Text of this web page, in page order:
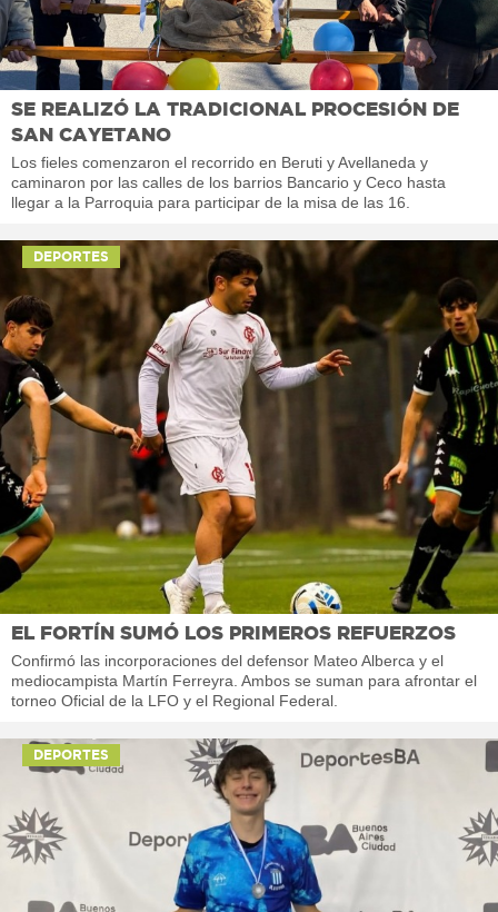
SE REALIZÓ LA TRADICIONAL PROCESIÓN DE
SAN CAYETANO
Los fieles comenzaron el recorrido en Beruti y Avellaneda y
caminaron por las calles de los barrios Bancario y Ceco hasta
llegar a la Parroquia para participar de la misa de las 16.
DEPORTES
EL FORTÍN SUMÓ LOS PRIMEROS REFUERZOS
Confirmó las incorporaciones del defensor Mateo Alberca y el
mediocampista Martín Ferreyra. Ambos se suman para afrontar el
torneo Oficial de la LFO y el Regional Federal.
DEPORTES